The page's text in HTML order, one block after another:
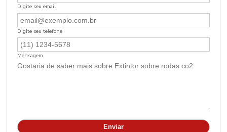
Digite seu email
Digite seu telefone
Mensagem